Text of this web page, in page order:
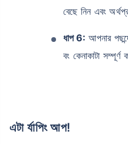
বেছে নিন এবং
ধাপ 6: আপনার
বং কেনাকাটা
এটা র্যাপিং আপ!